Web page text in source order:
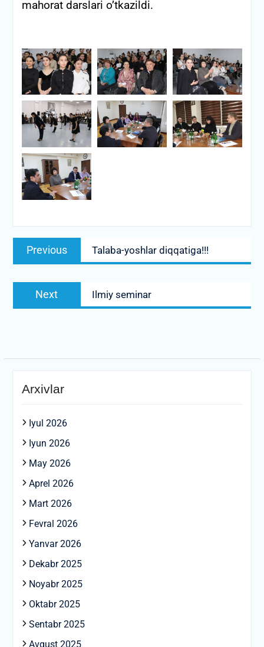
mahorat darslari o’tkazildi.
Post
menyusi
Previous
Previous
post:
Talaba-yoshlar diqqatiga!!!
Next
Next
post:
Ilmiy seminar
Arxivlar
Iyul 2026
Iyun 2026
May 2026
Aprel 2026
Mart 2026
Fevral 2026
Yanvar 2026
Dekabr 2025
Noyabr 2025
Oktabr 2025
Sentabr 2025
Avgust 2025